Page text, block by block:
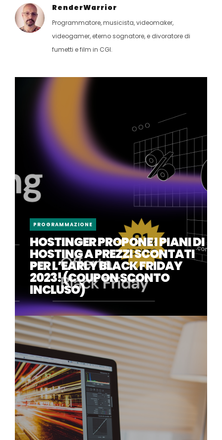
RenderWarrior
Programmatore, musicista, videomaker,
videogamer, eterno sognatore, e divoratore di
fumetti e film in CGI.
PROGRAMMAZIONE
HOSTINGER PROPONE I PIANI DI
HOSTING A PREZZI SCONTATI
PER L’EARLY BLACK FRIDAY
2023! (COUPON SCONTO
INCLUSO)